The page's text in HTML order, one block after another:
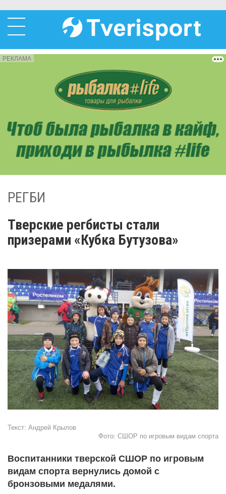
РЕКЛАМА
РЕГБИ
Тверские регбисты стали
призерами «Кубка Бутузова»
Текст: Андрей Крылов
Фото: СШОР по игровым видам спорта
Воспитанники тверской СШОР по игровым
видам спорта вернулись домой с
бронзовыми медалями.